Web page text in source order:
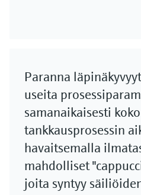
Paranna
useita
samanaikaisesti koko
tankkausprosessin
havaitsemalla
mahdolliset
joita syntyy